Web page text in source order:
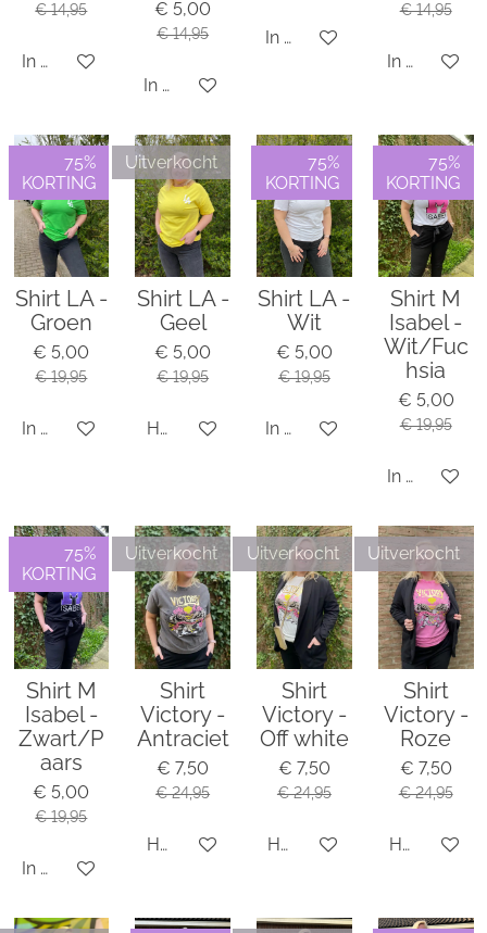
€ 14,95
In winkelwagen
€ 5,00
€ 14,95
In winkelwagen
In winkelwagen
€ 14,95
In
75%
KORTING
Shirt LA -
Groen
€ 5,00
€ 19,95
In winkelwagen
Uitverkocht
Shirt LA -
Geel
€ 5,00
€ 19,95
Houd mij op de hoogte
75%
KORTING
Shirt LA -
Wit
€ 5,00
€ 19,95
In winkelwagen
75%
KORTING
Shirt M
Isabel -
Wit/Fuc
hsia
€ 5,00
€ 19,95
In
75%
KORTING
Shirt M
Isabel -
Zwart/P
aars
€ 5,00
€ 19,95
In winkelwagen
Uitverkocht
Shirt
Victory -
Antraciet
€ 7,50
€ 24,95
Houd mij op de hoogte
Uitverkocht
Shirt
Victory -
Off white
€ 7,50
€ 24,95
Houd mij op de hoogte
Uitverkocht
Shirt
Victory -
Roze
€ 7,50
€ 24,95
Houd mij